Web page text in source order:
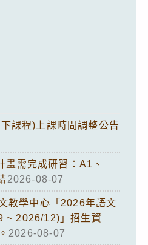
課程)上課時間調整公告
需完成研習：A1、
2026-08-07
教學中心「2026年語文
~ 2026/12)」招生資
2026-08-07